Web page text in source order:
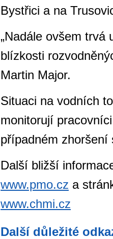
Bystřici a na
„Nadále ovšem trvá
blízkosti
Martin Major.
Situaci na vodních
monitorují
případném zhoršení
Další bližší
www.pmo.cz a
www.chmi.cz
Další důležité